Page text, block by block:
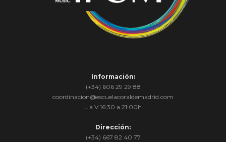
Información:
(+34) 606 29 29 88
coordinacion@escuelacoraldemadrid.com
L a V 16:30 a 21:00h
Dirección:
(+34) 667 82 40 77